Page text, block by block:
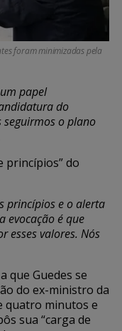
foram minimizadas pela
papel
do
seguirmos o plano
princípios” do
princípios e o alerta
evocação é que
esses valores. Nós
que Guedes se
do ex-ministro da
quatro minutos e
sua “carga de